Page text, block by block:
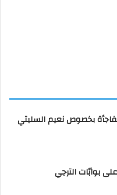
بخصوص نعيم السليتي
بوابّات الترجي